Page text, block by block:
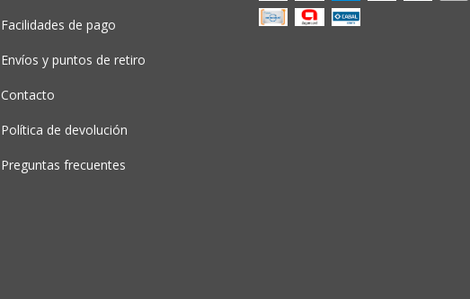
Facilidades de pago
Envíos y puntos de retiro
Contacto
Política de devolución
Preguntas frecuentes